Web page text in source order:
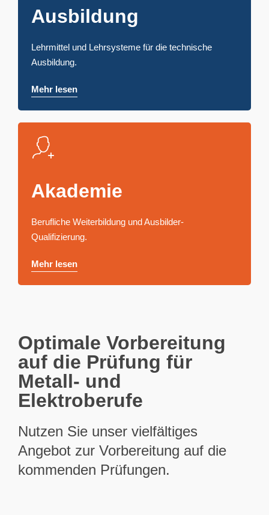
Ausbildung
Lehrmittel und Lehrsysteme für die technische
Ausbildung.
Mehr lesen
Akademie
Berufliche Weiterbildung und Ausbilder-
Qualifizierung.
Mehr lesen
Optimale Vorbereitung
auf die Prüfung für
Metall- und
Elektroberufe
Nutzen Sie unser vielfältiges
Angebot zur Vorbereitung auf die
kommenden Prüfungen.